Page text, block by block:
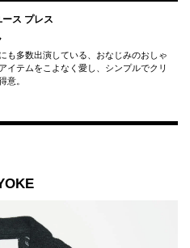
ス プレス
も多数出演している、おなじみのおしゃ
イテムをこよなく愛し、シンプルでクリ
意。